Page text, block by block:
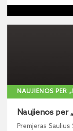
NAUJIENOS PER
Naujienos per
Premjeras